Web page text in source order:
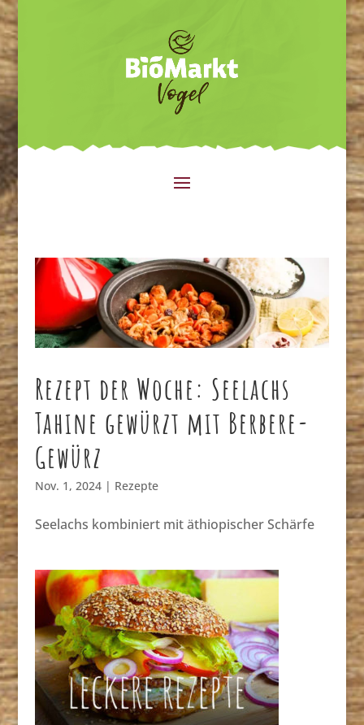
Rezept der Woche: Seelachs
Tahine gewürzt mit Berbere-
Gewürz
Nov. 1, 2024| Rezepte
Seelachs kombiniert mit äthiopischer Schärfe